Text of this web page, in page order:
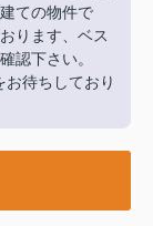
ての物件で
ります、ベス
認下さい。
待ちしており